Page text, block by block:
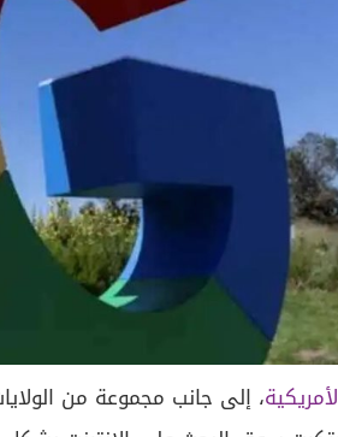
، إلى جانب مجموعة من